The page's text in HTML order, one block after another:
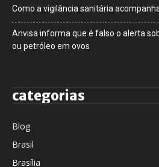
Como a vigilância sanitária
Anvisa informa que é falso o alerta
ou petróleo em ovos
categorias
Blog
Brasil
Brasília